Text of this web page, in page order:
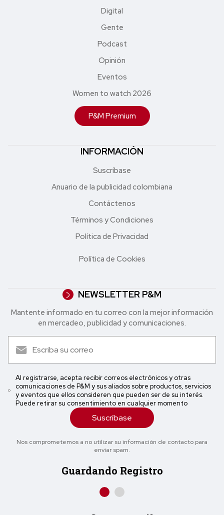
Digital
Gente
Podcast
Opinión
Eventos
Women to watch 2026
P&M Premium
INFORMACIÓN
Suscríbase
Anuario de la publicidad colombiana
Contáctenos
Términos y Condiciones
Política de Privacidad
Política de Cookies
NEWSLETTER P&M
Mantente informado en tu correo con la mejor in formación
en mercadeo, publicidad y comunicaciones.
Al registrarse, acepta recibir correos electrónicos y otras
comunicaciones de P&M y sus aliados sobre productos, servicios
y eventos que ellos consideren que pueden ser de su interés.
Puede retirar su consentimiento en cualquier momento
Suscríbase
Nos comprometemos a no utilizar su información de contacto para
enviar spam.
Guardando Registro